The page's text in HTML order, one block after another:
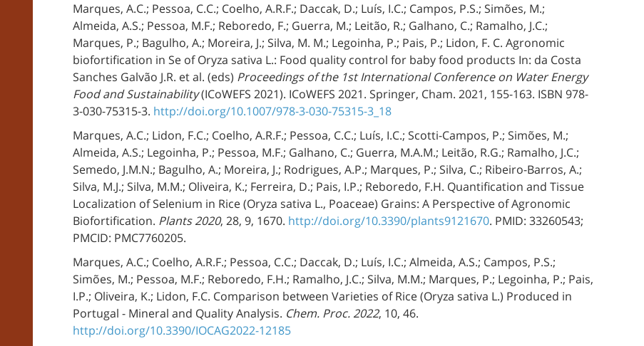
Marques, A.C.; Pessoa, C.C.; Coelho, A.R.F.; Daccak, D.; Luís, I.C.; Campos, P.S.; Simões, M.;
Almeida, A.S.; Pessoa, M.F.; Reboredo, F.; Guerra, M.; Leitão, R.; Galhano, C.; Ramalho, J.C.;
Marques, P.; Bagulho, A.; Moreira, J.; Silva, M. M.; Legoinha, P.; Pais, P.; Lidon, F. C. Agronomic
biofortification in Se of Oryza sativa L.: Food quality control for baby food products In: da Costa
Sanches Galvão J.R. et al. (eds) Proceedings of the 1st International Conference on Water Energy
Food and Sustainability(ICoWEFS 2021). ICoWEFS 2021. Springer, Cham. 2021, 155-163. ISBN 978-
3-030-75315-3. http://doi.org/10.1007/978-3-030-75315-3_18
Marques, A.C.; Lidon, F.C.; Coelho, A.R.F.; Pessoa, C.C.; Luís, I.C.; Scotti-Campos, P.; Simões, M.;
Almeida, A.S.; Legoinha, P.; Pessoa, M.F.; Galhano, C.; Guerra, M.A.M.; Leitão, R.G.; Ramalho, J.C.;
Semedo, J.M.N.; Bagulho, A.; Moreira, J.; Rodrigues, A.P.; Marques, P.; Silva, C.; Ribeiro-Barros, A.;
Silva, M.J.; Silva, M.M.; Oliveira, K.; Ferreira, D.; Pais, I.P.; Reboredo, F.H. Quantification and Tissue
Localization of Selenium in Rice (Oryza sativa L., Poaceae) Grains: A Perspective of Agronomic
Biofortification. Plants 2020, 28, 9, 1670. http://doi.org/10.3390/plants9121670. PMID: 33260543;
PMCID: PMC7760205.
Marques, A.C.; Coelho, A.R.F.; Pessoa, C.C.; Daccak, D.; Luís, I.C.; Almeida, A.S.; Campos, P.S.;
Simões, M.; Pessoa, M.F.; Reboredo, F.H.; Ramalho, J.C.; Silva, M.M.; Marques, P.; Legoinha, P.; Pais,
I.P.; Oliveira, K.; Lidon, F.C. Comparison between Varieties of Rice (Oryza sativa L.) Produced in
Portugal - Mineral and Quality Analysis. Chem. Proc. 2022, 10, 46.
http://doi.org/10.3390/IOCAG2022-12185